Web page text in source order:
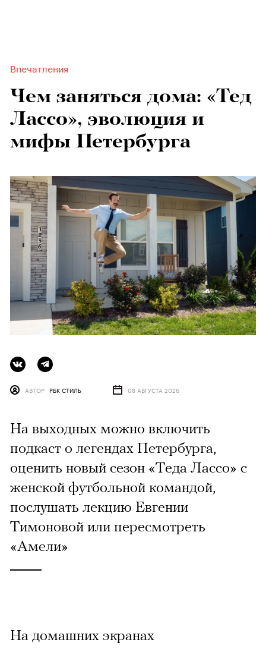
Впечатления
Чем заняться дома: «Тед
Лассо», эволюция и
мифы Петербурга
АВТОР РБК СТИЛЬ 08 АВГУСТА 2026
На выходных можно включить
подкаст о легендах Петербурга,
оценить новый сезон «Теда Лассо» с
женской футбольной командой,
послушать лекцию Евгении
Тимоновой или пересмотреть
«Амели»
На домашних экранах